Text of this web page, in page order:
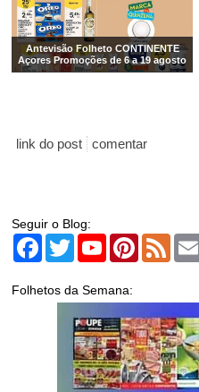
Antevisão Folheto CONTINENTE
Açores Promoções de 6 a 19 agosto
link do post comentar
Seguir o Blog:
Facebook
TwitterYouTubePinterest
Feed
Folhetos da Semana: